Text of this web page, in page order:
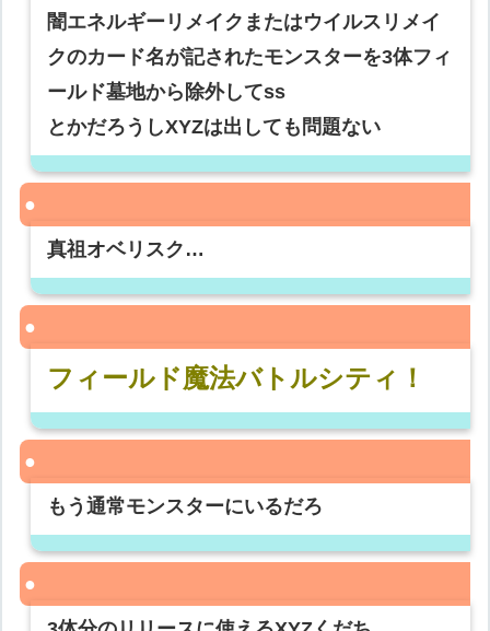
闇エネルギーリメイクまたはウイルスリメイ
クのカード名が記されたモンスターを3体フィ
ールド墓地から除外してss
とかだろうしXYZは出しても問題ない
真祖オベリスク…
フィールド魔法バトルシティ！
もう通常モンスターにいるだろ